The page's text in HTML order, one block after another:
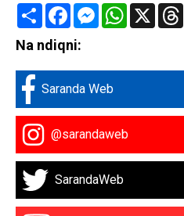
Share FacebookMessenger
WhatsApp
X
Na ndiqni:
Saranda Web
@sarandaweb
SarandaWeb